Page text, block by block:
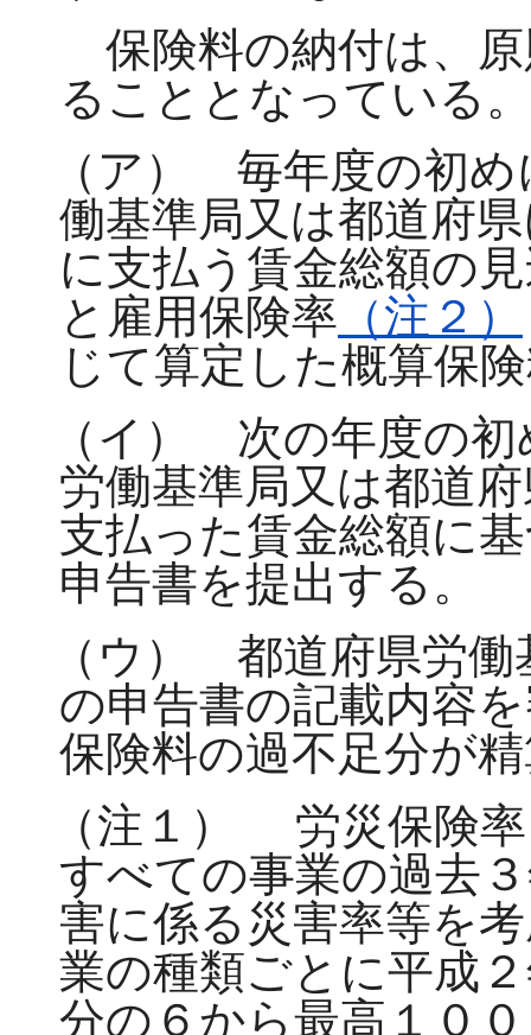
保険料の納付は、
ることとなっている。
（ア） 毎年度の初
働基準局又は都道府
に支払う賃金総額の
と雇用保険率 （注２）
じて算定した概算保
（イ） 次の年度の
労働基準局又は都道
支払った賃金総額に
申告書を提出する。
（ウ） 都道府県労働
の申告書の記載内容
保険料の過不足分が
（注１）
労災保険率
すべての事業の過去
害に係る災害率等を
業の種類ごとに平成
分の６から最高１０